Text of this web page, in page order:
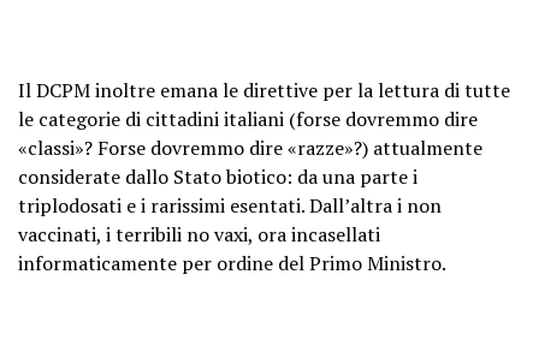
Il DCPM inoltre emana le direttive per la lettura di tutte
le categorie di cittadini italiani (forse dovremmo dire
«classi»? Forse dovremmo dire «razze»?) attualmente
considerate dallo Stato biotico: da una parte i
triplodosati e i rarissimi esentati. Dall’altra i non
vaccinati, i terribili no vaxi, ora incasellati
informaticamente per ordine del Primo Ministro.